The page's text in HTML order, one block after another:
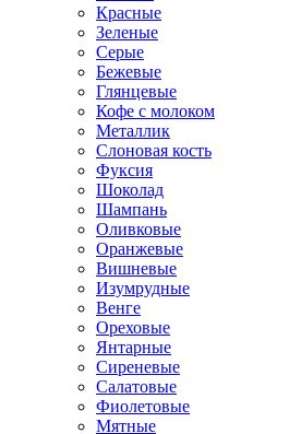
Красные
Зеленые
Серые
Бежевые
Глянцевые
Кофе с молоком
Металлик
Слоновая кость
Фуксия
Шоколад
Шампань
Оливковые
Оранжевые
Вишневые
Изумрудные
Венге
Ореховые
Янтарные
Сиреневые
Салатовые
Фиолетовые
Мятные